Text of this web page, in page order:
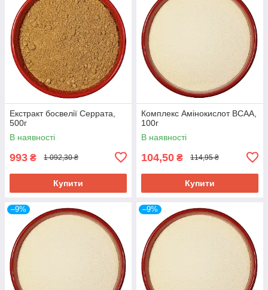
Екстракт босвелії Серрата,
500г
В наявності
993 ₴ 1 092,30 ₴
Купити
Комплекс Амінокислот ВСАА,
100г
В наявності
104,50 ₴ 114,95 ₴
Купити
–9% –9%